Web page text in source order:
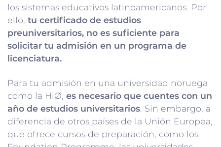
los sistemas educativos latinoamericanos. Por
ello, tu certificado de estudios
preuniversitarios, no es suficiente para
solicitar tu admisión en un programa de
licenciatura.
Para tu admisión en una universidad noruega
como la HiØ, es necesario que cuentes con un
año de estudios universitarios. Sin embargo, a
diferencia de otros países de la Unión Europea,
que ofrece cursos de preparación, como los